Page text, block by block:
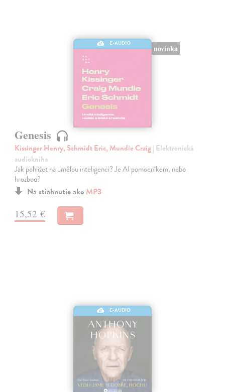
E-AUDIO
novinka
Genesis
Kissinger Henry, Schmidt Eric, Mundie Craig| Elektronická
audiokniha
Jak pohlížet na umělou inteligenci? Je AI pomocníkem, nebo
hrozbou?
Na stiahnutie ako MP3
15,52 €
E-AUDIO